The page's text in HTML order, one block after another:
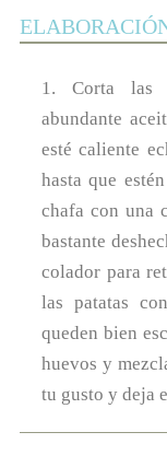
1. Corta las
abundante
esté caliente
hasta que
chafa con una
bastante
colador para
las patatas
queden bien
huevos y
tu gusto y deja